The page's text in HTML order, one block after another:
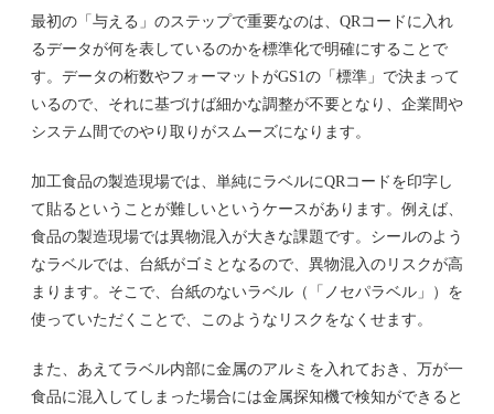
最初の「与える」のステップで重要なのは、QRコードに入れ
るデータが何を表しているのかを標準化で明確にすることで
す。データの桁数やフォーマットがGS1の「標準」で決まって
いるので、それに基づけば細かな調整が不要となり、企業間や
システム間でのやり取りがスムーズになります。
加工食品の製造現場では、単純にラベルにQRコードを印字し
て貼るということが難しいというケースがあります。例えば、
食品の製造現場では異物混入が大きな課題です。シールのよう
なラベルでは、台紙がゴミとなるので、異物混入のリスクが高
まります。そこで、台紙のないラベル（「ノセパラベル」）を
使っていただくことで、このようなリスクをなくせます。
また、あえてラベル内部に金属のアルミを入れておき、万が一
食品に混入してしまった場合には金属探知機で検知ができると